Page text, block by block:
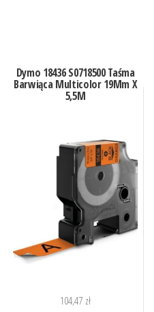
Dymo 18436 S0718500 Taśma
Barwiąca Multicolor 19Mm X
5,5M
104,47 zł